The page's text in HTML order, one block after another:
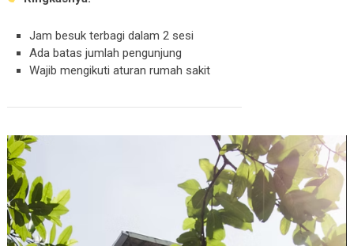
Jam besuk terbagi dalam 2 sesi
Ada batas jumlah pengunjung
Wajib mengikuti aturan rumah sakit